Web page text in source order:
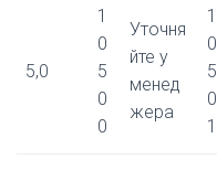
5,0
1
0
5
0
0
Уточня
йте у
менед
жера
1
0
5
0
1